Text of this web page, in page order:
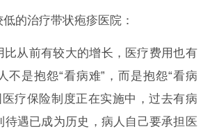
的治疗带状疱疹医院：
比从前有较大的增长，医疗费用也有
不是抱怨“看病难”，而是抱怨“看病
疗保险制度正在实施中，过去有病
待遇已成为历史，病人自己要承担医